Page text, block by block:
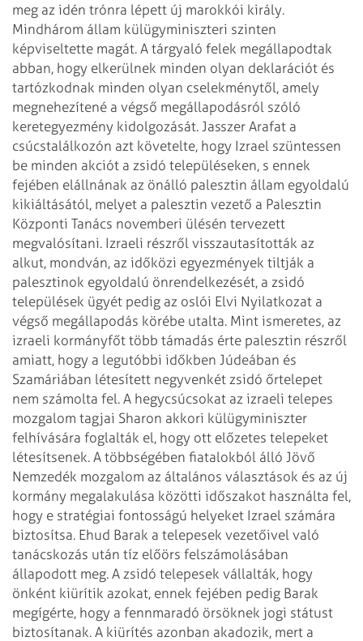
meg az idén trónra lépett új marokkói király.
Mindhárom állam külügyminiszteri szinten
képviseltette magát. A tárgyaló felek megállapodtak
abban, hogy elkerülnek minden olyan deklarációt és
tartózkodnak minden olyan cselekménytől, amely
megnehezítené a végső megállapodásról szóló
keretegyezmény kidolgozását. Jasszer Arafat a
csúcstalálkozón azt követelte, hogy Izrael szüntessen
be minden akciót a zsidó településeken, s ennek
fejében elállnának az önálló palesztin állam egyoldalú
kikiáltásától, melyet a palesztin vezető a Palesztin
Központi Tanács novemberi ülésén tervezett
megvalósítani. Izraeli részről visszautasították az
alkut, mondván, az időközi egyezmények tiltják a
palesztinok egyoldalú önrendelkezését, a zsidó
települések ügyét pedig az oslói Elvi Nyilatkozat a
végső megállapodás körébe utalta. Mint ismeretes, az
izraeli kormányfőt több támadás érte palesztin részről
amiatt, hogy a legutóbbi időkben Júdeában és
Szamáriában létesített negyvenkét zsidó őrtelepet
nem számolta fel. A hegycsúcsokat az izraeli telepes
mozgalom tagjai Sharon akkori külügyminiszter
felhívására foglalták el, hogy ott előzetes telepeket
létesítsenek. A többségében fiatalokból álló Jövő
Nemzedék mozgalom az általános választások és az új
kormány megalakulása közötti időszakot használta fel,
hogy e stratégiai fontosságú helyeket Izrael számára
biztosítsa. Ehud Barak a telepesek vezetőivel való
tanácskozás után tíz előörs felszámolásában
állapodott meg. A zsidó telepesek vállalták, hogy
önként kiürítik azokat, ennek fejében pedig Barak
megígérte, hogy a fennmaradó örsöknek jogi státust
biztosítanak. A kiürítés azonban akadozik, mert a